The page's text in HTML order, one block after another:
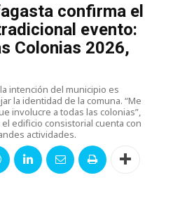
confirma el
evento:
Colonias 2026,
intención del municipio es
la identidad de la comuna. “Me
involucre a todas las colonias”,
edificio consistorial cuenta con
actividades.